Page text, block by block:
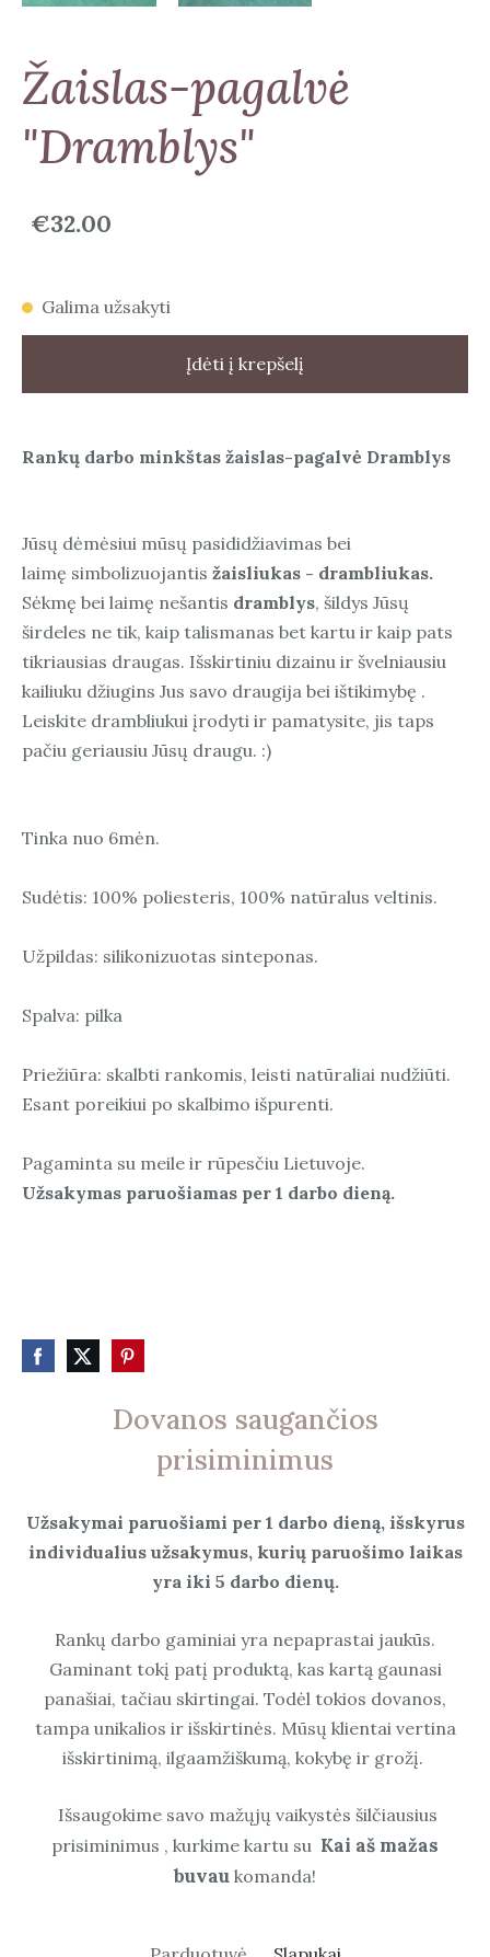
Dovanos saugančios
prisiminimus
Užsakymai paruošiami per 1 darbo dieną, išskyrus
individualius užsakymus, kurių paruošimo laikas
yra iki 5 darbo dienų.
Rankų darbo gaminiai yra nepaprastai jaukūs.
Gaminant tokį patį produktą, kas kartą gaunasi
panašiai, tačiau skirtingai. Todėl tokios dovanos,
tampa unikalios ir išskirtinės. Mūsų klientai vertina
išskirtinimą, ilgaamžiškumą, kokybę ir grožį.
Išsaugokime savo mažųjų vaikystės šilčiausius
prisiminimus , kurkime kartu su Kai aš mažas
buvau komanda!
Žaislas-pagalvė
"Dramblys"
€32.00
Galima užsakyti
Įdėti į krepšelį
Rankų darbo minkštas žaislas-pagalvė Dramblys
Jūsų dėmėsiui mūsų pasididžiavimas bei
laimę simbolizuojantis žaisliukas - drambliukas.
Sėkmę bei laimę nešantis dramblys, šildys Jūsų
širdeles ne tik, kaip talismanas bet kartu ir kaip pats
tikriausias draugas. Išskirtiniu dizainu ir švelniausiu
kailiuku džiugins Jus savo draugija bei ištikimybę .
Leiskite drambliukui įrodyti ir pamatysite, jis taps
pačiu geriausiu Jūsų draugu. :)
Tinka nuo 6mėn.
Sudėtis: 100% poliesteris, 100% natūralus veltinis.
Užpildas: silikonizuotas sinteponas.
Spalva: pilka
Priežiūra: skalbti rankomis, leisti natūraliai nudžiūti.
Esant poreikiui po skalbimo išpurenti.
Pagaminta su meile ir rūpesčiu Lietuvoje.
Užsakymas paruošiamas per 1 darbo dieną.